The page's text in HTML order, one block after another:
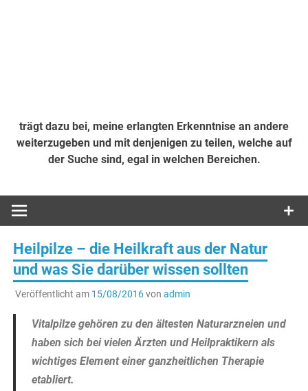
trägt dazu bei, meine erlangten Erkenntnise an andere
weiterzugeben und mit denjenigen zu teilen, welche auf
der Suche sind, egal in welchen Bereichen.
Heilpilze – die Heilkraft aus der Natur
und was Sie darüber wissen sollten
Veröffentlicht am 15/08/2016von admin
Vitalpilze gehören zu den ältesten Naturarzneien und
haben sich bei vielen Ärzten und Heilpraktikern als
wichtiges Element einer ganzheitlichen Therapie
etabliert.